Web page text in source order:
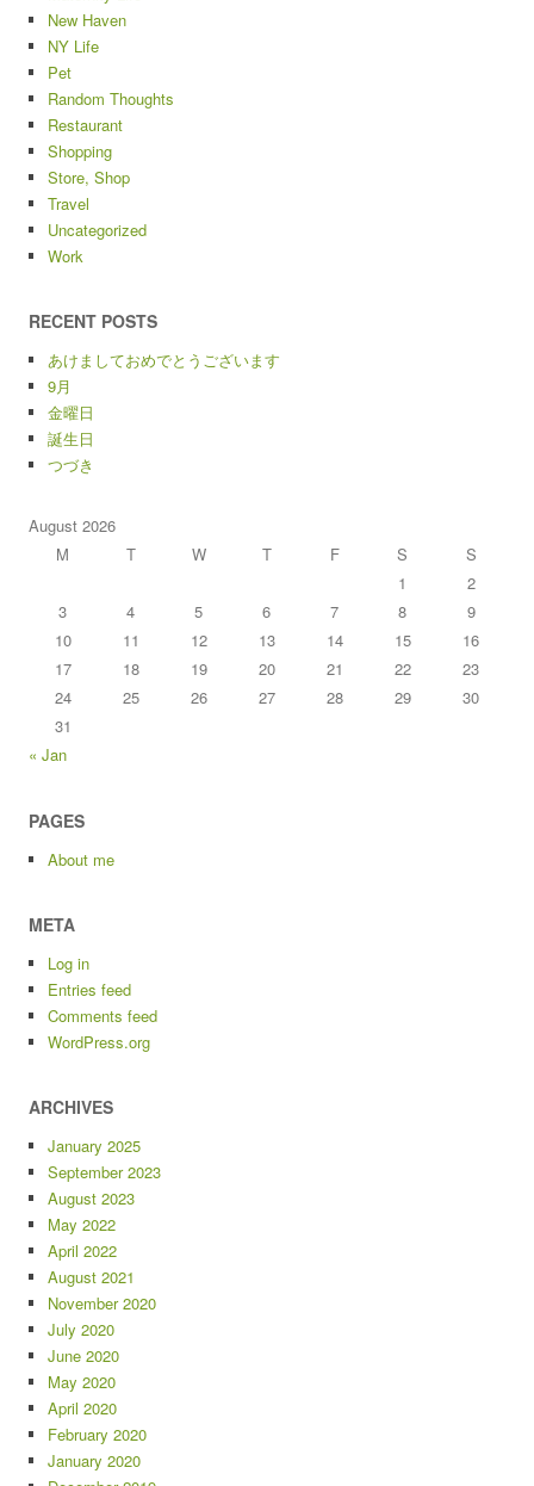
New Haven
NY Life
Pet
Random Thoughts
Restaurant
Shopping
Store, Shop
Travel
Uncategorized
Work
RECENT POSTS
あけましておめでとうございます
9月
金曜日
誕生日
つづき
August 2026
M
T W T F S
S
1
2
3
4 5 6 7 8
9
10
11 12 13 14 15
16
17
18 19 20 21 22
23
24
25 26 27 28 29
30
31
« Jan
PAGES
About me
META
Log in
Entries feed
Comments feed
WordPress.org
ARCHIVES
January 2025
September 2023
August 2023
May 2022
April 2022
August 2021
November 2020
July 2020
June 2020
May 2020
April 2020
February 2020
January 2020